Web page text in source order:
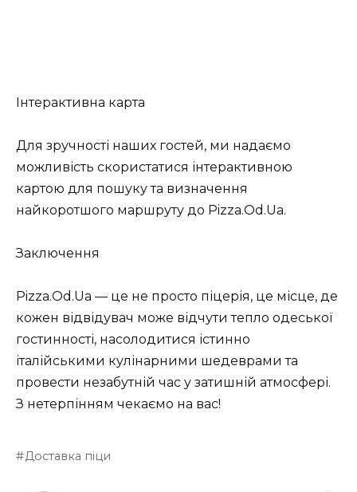
Інтерактивна карта
Для зручності наших гостей, ми надаємо
можливість скористатися інтерактивною
картою для пошуку та визначення
найкоротшого маршруту до Pizza.Od.Ua.
Заключення
Pizza.Od.Ua — це не просто піцерія, це місце, де
кожен відвідувач може відчути тепло одеської
гостинності, насолодитися істинно
італійськими кулінарними шедеврами та
провести незабутній час у затишній атмосфері.
З нетерпінням чекаємо на вас!
Доставка піци